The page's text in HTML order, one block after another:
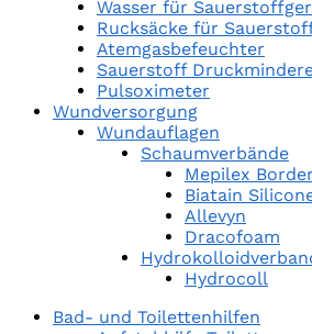
Wasser für
Rucksäcke für
Atemgasbefeuchter
Sauerstoff
Pulsoximeter
Wundversorgung
Wundauflagen
Schaumverbände
Mepilex
Biatain
Allevyn
Dracofoam
Hydrocoll
Bad- und Toilettenhilfen